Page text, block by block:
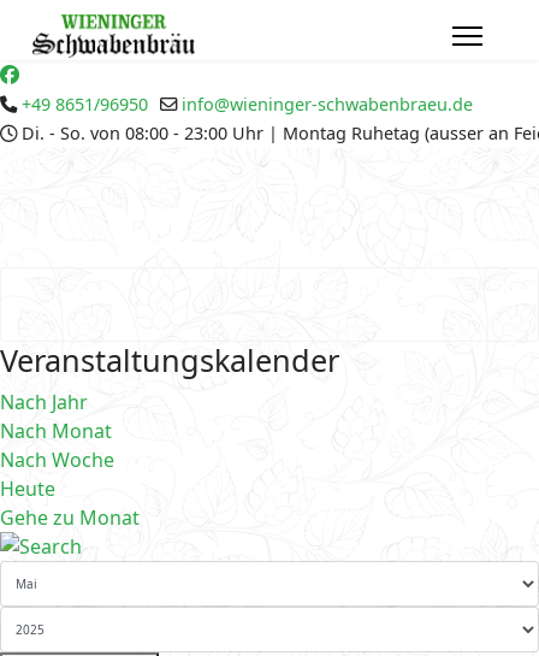
+49 8651/96950
info@wieninger-schwabenbraeu.de
Di. - So. von 08:00 - 23:00 Uhr | Montag Ruhetag (ausser an
Veranstaltungskalender
Nach Jahr
Nach Monat
Nach Woche
Heute
Gehe zu Monat